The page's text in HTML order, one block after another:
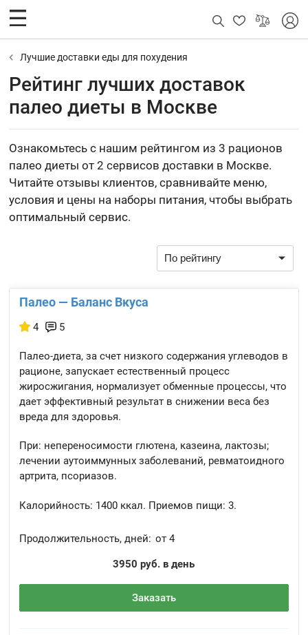
Лучшие доставки еды для похудения
Рейтинг лучших доставок
палео диеты в Москве
Ознакомьтесь с нашим рейтингом из 3 рационов
палео диеты от 2 сервисов доставки в Москве.
Читайте отзывы клиентов, сравнивайте меню,
условия и цены на наборы питания, чтобы выбрать
оптимальный сервис.
Палео — Баланс Вкуса
4 5
Палео-диета, за счет низкого содержания углеводов в
рационе, запускает естественный процесс
жиросжигания, нормализует обменные процессы, что
дает эффективный результат в снижении веса без
вреда для здоровья.
При: непереносимости глютена, казеина, лактозы;
лечении аутоиммунных заболеваний, ревматоидного
артрита, псориазов.
Калорийность: 1400 ккал. Приемов пищи: 3.
Продолжительность, дней: от 4
3950 руб. в день
Заказать